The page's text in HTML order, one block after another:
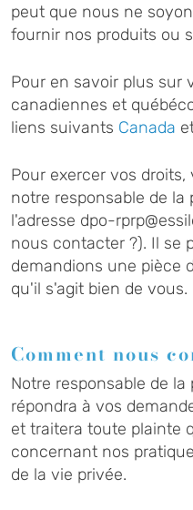
peut que nous ne
fournir nos produits ou
Pour en savoir plus sur
canadiennes et
liens suivants Canada
Pour exercer vos
notre responsable de
l'adresse dpo-
nous contacter ?). Il se
demandions une pièce
qu'il s'agit bien de vous.
Comment nous
Notre responsable de
répondra à vos
et traitera toute plainte
concernant nos
de la vie privée.